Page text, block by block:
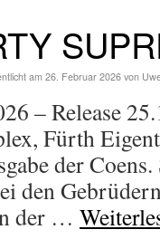
am 26. Februar 2026 von
– Release
Fürth
der
den
der …